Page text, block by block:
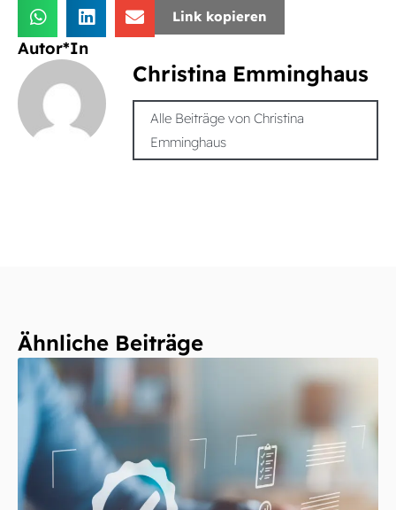
Link kopieren
Autor*In
Christina Emminghaus
Alle Beiträge von Christina
Emminghaus
Ähnliche Beiträge